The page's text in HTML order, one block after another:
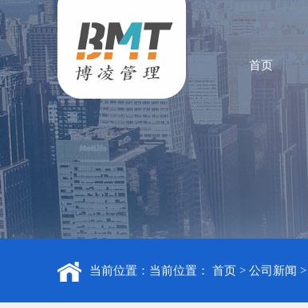
首页
当前位置：当前位置： 首页 > 公司新闻 >